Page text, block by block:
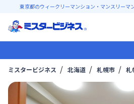
東京都のウィークリーマンション・マンスリーマ
ミスタービジネス 北海道 札幌市 札